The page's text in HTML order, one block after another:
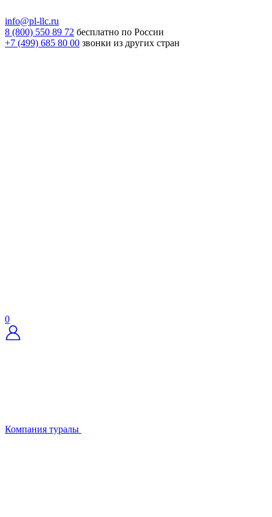
info@pl-llc.ru
8 (800) 550 89 72 бесплатно по России
+7 (499) 685 80 00 звонки из других стран
0
Компания туралы